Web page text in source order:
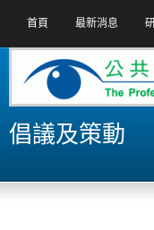
首頁 最新消息
倡議及策動